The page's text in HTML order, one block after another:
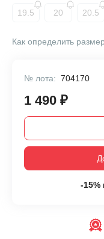
19.5 20 20.5
Как определить
№ лота: 704170
1 490 ₽
-15%